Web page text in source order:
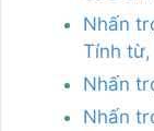
Nhấn
Tính
Nhấn
Nhấn